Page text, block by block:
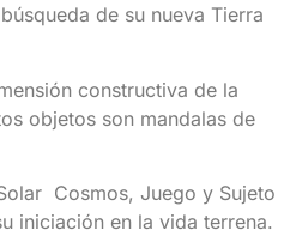
de su nueva Tierra
constructiva de la
objetos son mandalas de
Cosmos, Juego y Sujeto
iniciación en la vida terrena.